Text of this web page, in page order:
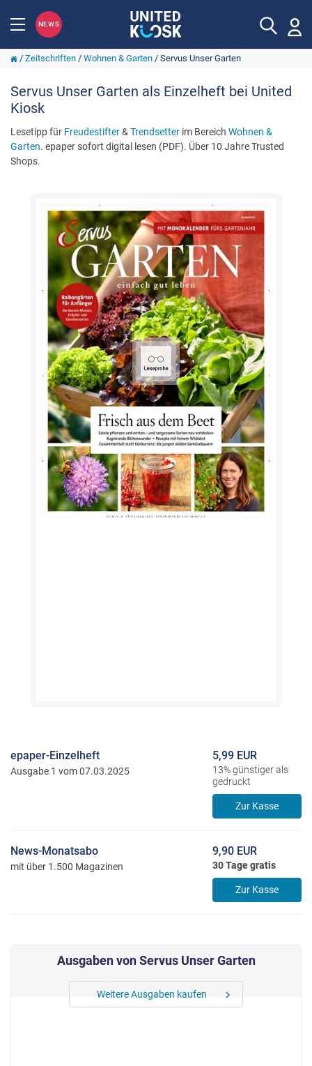
NEWS
/ Zeitschriften/ Wohnen & Garten/ Servus Unser Garten
Servus Unser Garten als Einzelheft bei United
Kiosk
Lesetipp für Freudestifter& Trendsetter im Bereich Wohnen &
Garten. epaper sofort digital lesen (PDF). Über 10 Jahre Trusted
Shops.
epaper-Einzelheft
Ausgabe 1 vom 07.03.2025
5,99 EUR
13% günstiger als
gedruckt
Zur Kasse
News-Monatsabo
mit über 1.500 Magazinen
9,90 EUR
30 Tage gratis
Zur Kasse
Ausgaben von Servus Unser Garten
Weitere Ausgaben kaufen chevron_right